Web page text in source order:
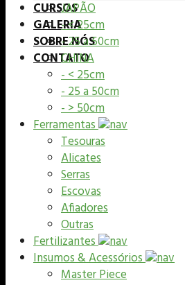
CURSOS
GALERIA
SOBRE NÓS
CONTATO
JAPÃO
- < 25cm
- 25 a 50cm
CHINA
- < 25cm
- 25 a 50cm
- > 50cm
Ferramentas
Tesouras
Alicates
Serras
Escovas
Afiadores
Outras
Fertilizantes
Insumos & Acessórios
Master Piece